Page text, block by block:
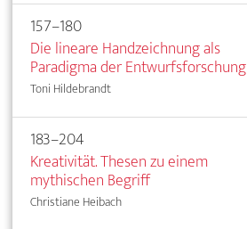
157–180
Die lineare Handzeichnung als
Paradigma der Entwurfsforschung
Toni Hildebrandt
183–204
Kreativität. Thesen zu einem
mythischen Begriff
Christiane Heibach